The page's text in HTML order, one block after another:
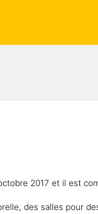
2017 et il est
des salles pour